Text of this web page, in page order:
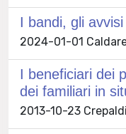
I bandi, gli
2024-01-01
I beneficiari dei
dei familiari in
2013-10-23